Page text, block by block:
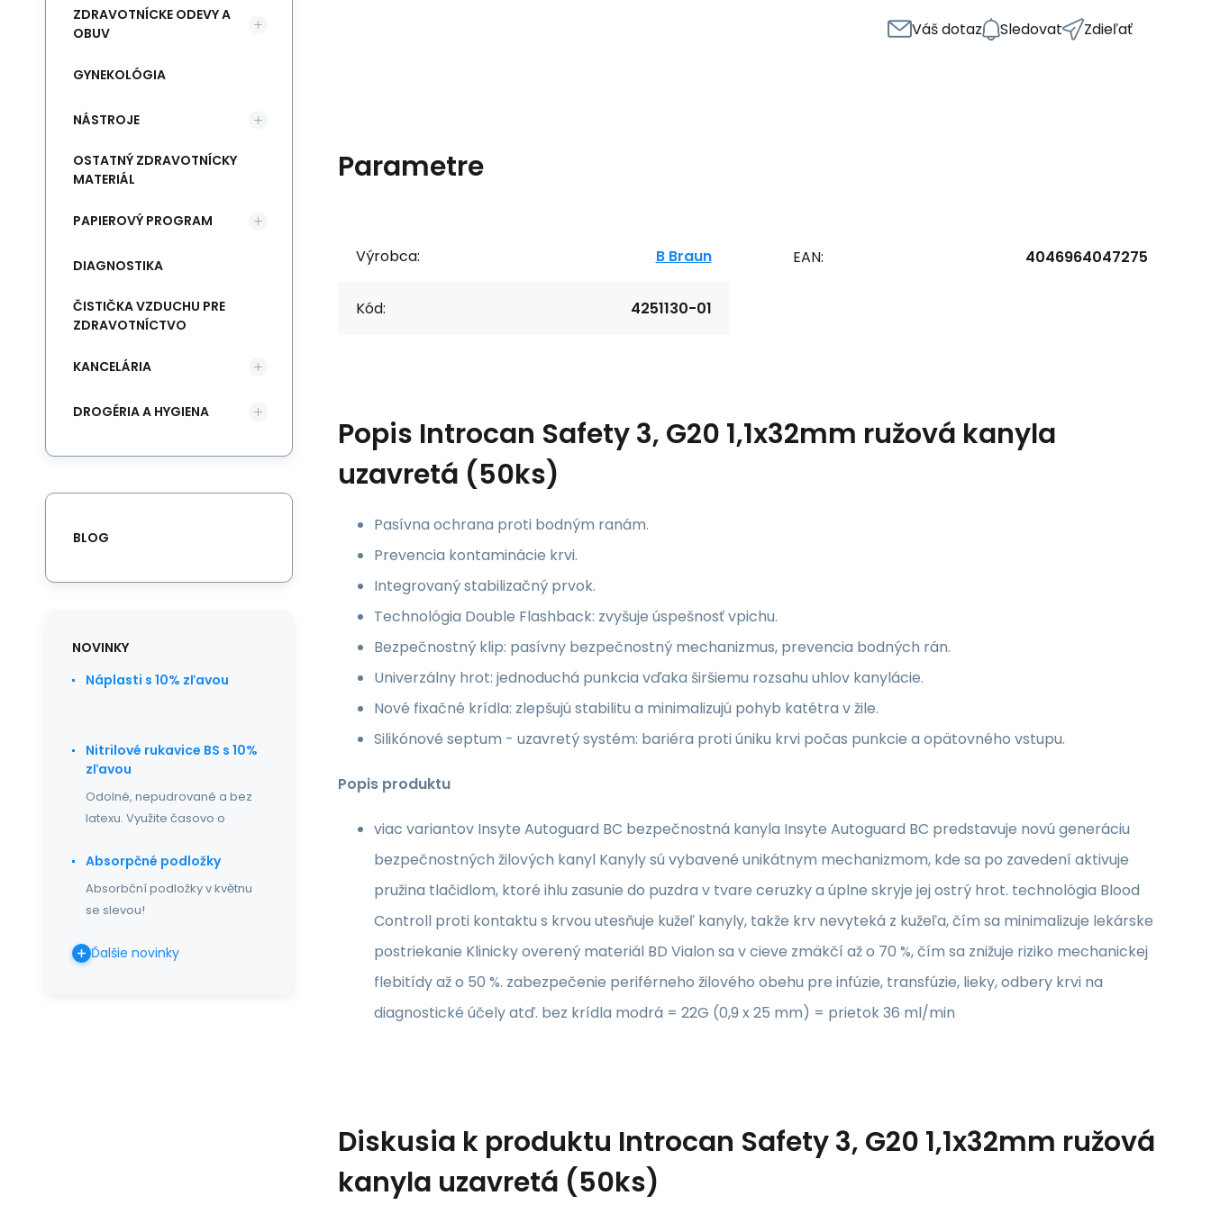
Váš dotaz Sledovat Zdieľať
Parametre
Výrobca: B Braun
Kód: 4251130-01
EAN: 4046964047275
Popis Introcan Safety 3, G20 1,1x32mm ružová kanyla
uzavretá (50ks)
Pasívna ochrana proti bodným ranám.
Prevencia kontaminácie krvi.
Integrovaný stabilizačný prvok.
Technológia Double Flashback: zvyšuje úspešnosť vpichu.
Bezpečnostný klip: pasívny bezpečnostný mechanizmus, prevencia bodných rán.
Univerzálny hrot: jednoduchá punkcia vďaka širšiemu rozsahu uhlov kanylácie.
Nové fixačné krídla: zlepšujú stabilitu a minimalizujú pohyb katétra v žile.
Silikónové septum - uzavretý systém: bariéra proti úniku krvi počas punkcie a opätovného vstupu.
Popis produktu
viac variantov Insyte Autoguard BC bezpečnostná kanyla Insyte Autoguard BC predstavuje novú generáciu
bezpečnostných žilových kanyl Kanyly sú vybavené unikátnym mechanizmom, kde sa po zavedení aktivuje
pružina tlačidlom, ktoré ihlu zasunie do puzdra v tvare ceruzky a úplne skryje jej ostrý hrot. technológia Blood
Controll proti kontaktu s krvou utesňuje kužeľ kanyly, takže krv nevyteká z kužeľa, čím sa minimalizuje lekárske
postriekanie Klinicky overený materiál BD Vialon sa v cieve zmäkčí až o 70 %, čím sa znižuje riziko mechanickej
flebitídy až o 50 %. zabezpečenie periférneho žilového obehu pre infúzie, transfúzie, lieky, odbery krvi na
diagnostické účely atď. bez krídla modrá = 22G (0,9 x 25 mm) = prietok 36 ml/min
Diskusia k produktu Introcan Safety 3, G20 1,1x32mm ružová
kanyla uzavretá (50ks)
ZDRAVOTNÍCKE ODEVY A
OBUV
GYNEKOLÓGIA
NÁSTROJE
OSTATNÝ ZDRAVOTNÍCKY
MATERIÁL
PAPIEROVÝ PROGRAM
DIAGNOSTIKA
ČISTIČKA VZDUCHU PRE
ZDRAVOTNÍCTVO
KANCELÁRIA
DROGÉRIA A HYGIENA
BLOG
NOVINKY
Náplasti s 10% zľavou
Nitrilové rukavice BS s 10%
zľavou
Odolné, nepudrované a bez
latexu. Využite časovo o
Absorpčné podložky
Absorbční podložky v květnu
se slevou!
Ďalšie novinky